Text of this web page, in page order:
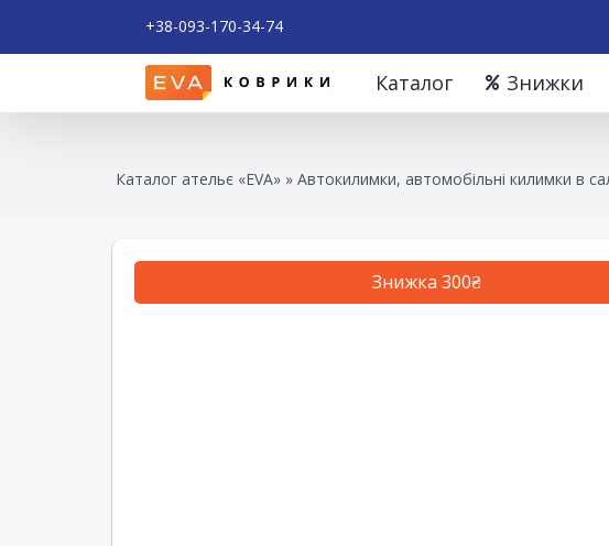
+38-093-170-34-74
Каталог Знижки
Каталог ательє «EVA» » Автокилимки, автомобільні килимки в
Знижка 300₴